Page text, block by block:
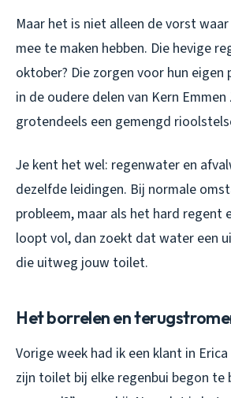
Maar het is niet alleen de vorst
mee te maken hebben. Die hevige
oktober? Die zorgen voor hun eigen
in de oudere delen van Kern
grotendeels een gemengd
Je kent het wel: regenwater en
dezelfde leidingen. Bij normale
probleem, maar als het hard regent
loopt vol, dan zoekt dat water een
die uitweg jouw toilet.
Het borrelen en
Vorige week had ik een klant in
zijn toilet bij elke regenbui begon te